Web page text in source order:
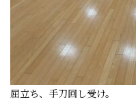
屈立ち、手刀回し受け。